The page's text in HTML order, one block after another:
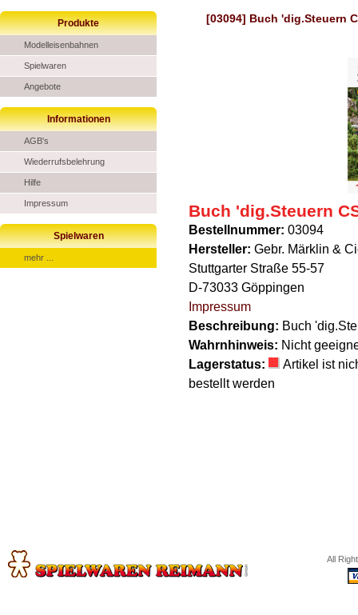
Produkte
Modelleisenbahnen
Spielwaren
Angebote
Informationen
AGB's
Wiederrufsbelehrung
Hilfe
Impressum
Spielwaren
mehr ...
[03094] Buch 'dig.Steuern
Buch 'dig.Steuern
Bestellnummer: 03094
Hersteller: Gebr. Märklin &
Stuttgarter Straße 55-57
D-73033 Göppingen
Impressum
Beschreibung: Buch
Wahrnhinweis: Nicht
Lagerstatus:
Artikel ist
bestellt werden
All